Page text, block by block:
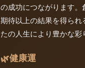
の成功につながります。
期待以上の結果を得ら
たの人生により豊かな彩
🌿健康運